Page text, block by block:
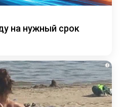
на нужный срок
i